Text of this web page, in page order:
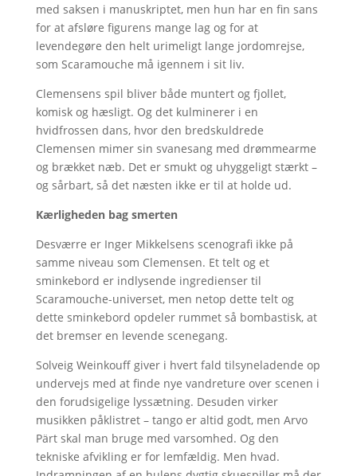
med saksen i manuskriptet, men hun har en fin sans
for at afsløre figurens mange lag og for at
levendegøre den helt urimeligt lange jordomrejse,
som Scaramouche må igennem i sit liv.
Clemensens spil bliver både muntert og fjollet,
komisk og hæsligt. Og det kulminerer i en
hvidfrossen dans, hvor den bredskuldrede
Clemensen mimer sin svanesang med drømmearme
og brækket næb. Det er smukt og uhyggeligt stærkt –
og sårbart, så det næsten ikke er til at holde ud.
Kærligheden bag smerten
Desværre er Inger Mikkelsens scenografi ikke på
samme niveau som Clemensen. Et telt og et
sminkebord er indlysende ingredienser til
Scaramouche-universet, men netop dette telt og
dette sminkebord opdeler rummet så bombastisk, at
det bremser en levende scenegang.
Solveig Weinkouff giver i hvert fald tilsyneladende op
undervejs med at finde nye vandreture over scenen i
den forudsigelige lyssætning. Desuden virker
musikken påklistret – tango er altid godt, men Arvo
Pärt skal man bruge med varsomhed. Og den
tekniske afvikling er for lemfældig. Men hvad.